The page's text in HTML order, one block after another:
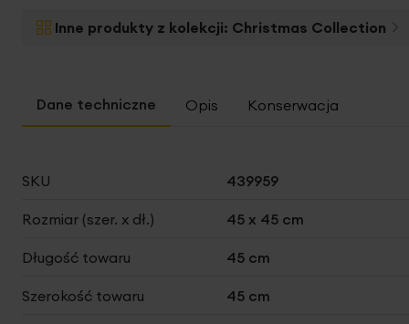
początek
galerii
Inne produkty z kolekcji: Christmas Collection
Opis Konserwacja
Więcej
SKU 439959
Rozmiar (szer. x dł.) 45 x 45 cm
Długość towaru 45 cm
Szerokość towaru 45 cm